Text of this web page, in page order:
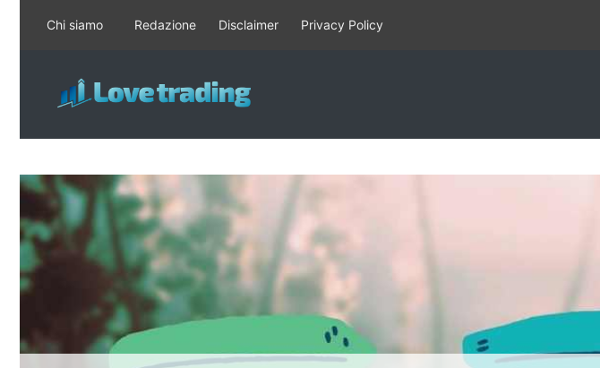
contenuto
Chi siamo Redazione Disclaimer Privacy Policy